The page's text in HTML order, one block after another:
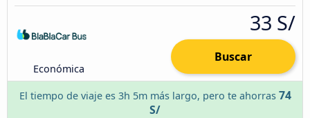
Económica
33 S/
Buscar
El tiempo de viaje es 3h 5m más largo, pero te ahorras 74
S/